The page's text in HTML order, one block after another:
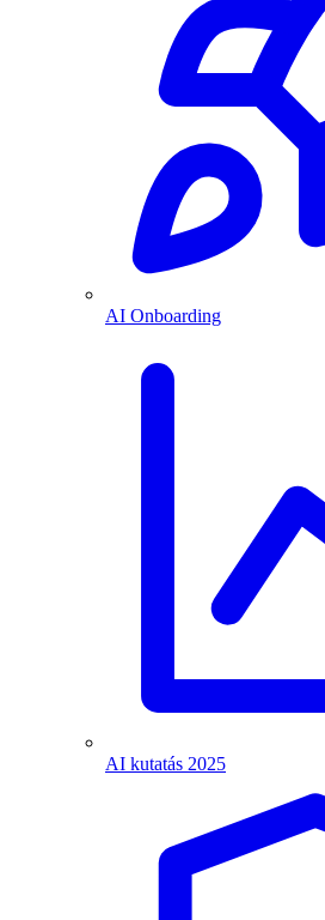
AI Onboarding
AI kutatás 2025